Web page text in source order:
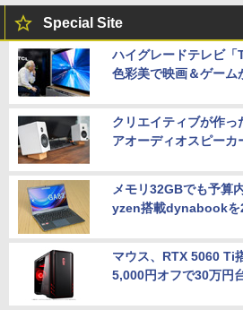
Special Site
ハイグレードテレビ
色彩美で映画＆ゲーム
クリエイティブが作っ
アオーディオスピーカ
メモリ32GBでも予算
yzen搭載dynabookを
マウス、RTX 5060 Ti
5,000円オフで30万円